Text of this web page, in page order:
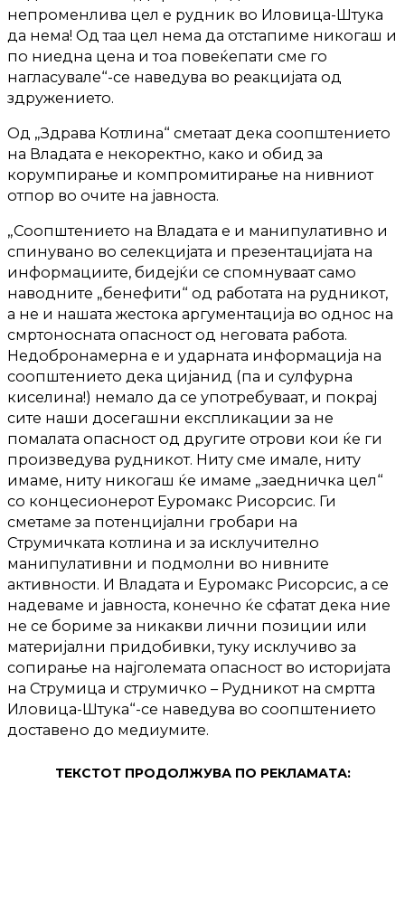
непроменлива цел е рудник во Иловица-Штука
да нема! Од таа цел нема да отстапиме никогаш и
по ниедна цена и тоа повеќепати сме го
нагласувале“-се наведува во реакцијата од
здружението.
Од „Здрава Котлина“ сметаат дека соопштението
на Владата е некоректно, како и обид за
корумпирање и компромитирање на нивниот
отпор во очите на јавноста.
„Соопштението на Владата е и манипулативно и
спинувано во селекцијата и презентацијата на
информациите, бидејќи се спомнуваат само
наводните „бенефити“ од работата на рудникот,
а не и нашата жестока аргументација во однос на
смртоносната опасност од неговата работа.
Недобронамерна е и ударната информација на
соопштението дека цијанид (па и сулфурна
киселина!) немало да се употребуваат, и покрај
сите наши досегашни експликации за не
помалата опасност од другите отрови кои ќе ги
произведува рудникот. Ниту сме имале, ниту
имаме, ниту никогаш ќе имаме „заедничка цел“
со концесионерот Еуромакс Рисорсис. Ги
сметаме за потенцијални гробари на
Струмичката котлина и за исклучително
манипулативни и подмолни во нивните
активности. И Владата и Еуромакс Рисорсис, а се
надеваме и јавноста, конечно ќе сфатат дека ние
не се бориме за никакви лични позиции или
материјални придобивки, туку исклучиво за
сопирање на најголемата опасност во историјата
на Струмица и струмичко – Рудникот на смртта
Иловица-Штука“-се наведува во соопштението
доставено до медиумите.
ТЕКСТОТ ПРОДОЛЖУВА ПО РЕКЛАМАТА: